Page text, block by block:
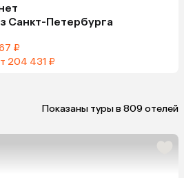
Санкт-Петербурга
₽
204 431 ₽
Показаны туры в 809 отелей